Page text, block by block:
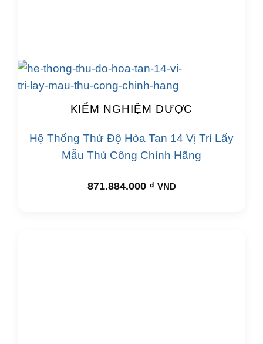
KIỂM NGHIỆM DƯỢC
Hệ Thống Thử Độ Hòa Tan 14 Vị Trí Lấy
Mẫu Thủ Công Chính Hãng
871.884.000 ₫ VND